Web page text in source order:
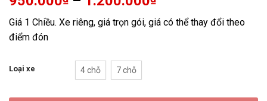
Giá 1 Chiều. Xe riêng, giá trọn gói, giá có thể thay đổi theo
điểm đón
Loại xe 4 chỗ 7 chỗ